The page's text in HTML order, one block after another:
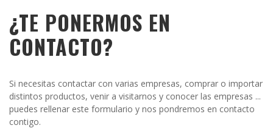
¿TE PONERMOS EN
CONTACTO?
Si necesitas contactar con varias empresas, comprar o importar
distintos productos, venir a visitarnos y conocer las empresas ...
puedes rellenar este formulario y nos pondremos en contacto
contigo.